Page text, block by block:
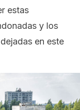
estas
y los
en este